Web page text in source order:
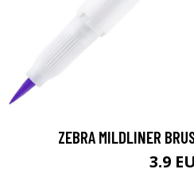
ZEBRA MILDLINER
3.9